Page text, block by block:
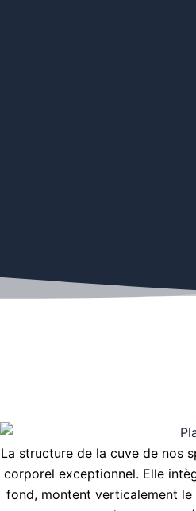
La structure de la cuve de nos
corporel exceptionnel. Elle
fond, montent verticalement